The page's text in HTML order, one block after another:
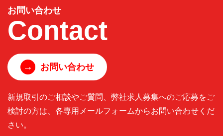
お問い合わせ
Contact
→ お問い合わせ
新規取引のご相談やご質問、弊社求人募集へのご応募をご
検討の方は、各専用メールフォームからお問い合わせくだ
さい。